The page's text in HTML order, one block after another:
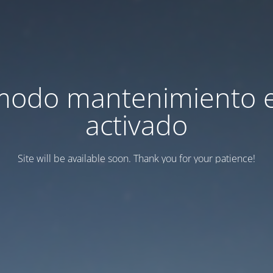
mantenimiento
activado
Site will be available soon. Thank you for your patience!